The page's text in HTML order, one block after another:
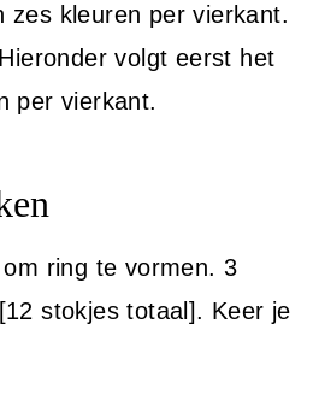
zes kleuren per vierkant.
volgt eerst het
per vierkant.
ring te vormen. 3
stokjes totaal]. Keer je